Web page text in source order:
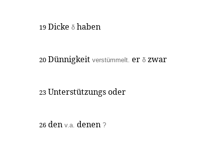
19 Dicke δ haben
20 Dünnigkeit verstümmelt. er δ zwar
23 Unterstützungs oder
26 den v.a. denen ?